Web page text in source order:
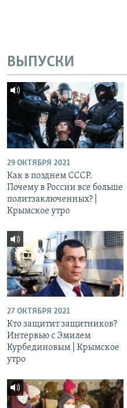
ВЫПУСКИ
29 ОКТЯБРЯ 2021
Как в позднем СССР.
Почему в России все больше
политзаключенных? |
Крымское утро
27 ОКТЯБРЯ 2021
Кто защитит защитников?
Интервью с Эмилем
Курбединовым | Крымское
утро